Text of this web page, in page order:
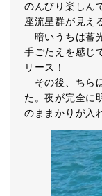
のんびり楽しん
座流星群が見え
暗いうちは蓄
手ごたえを感じ
リース！
その後、ちら
た。夜が完全に
のままかりが入